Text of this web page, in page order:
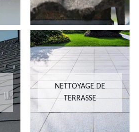
NETTOYAGE DE
TERRASSE